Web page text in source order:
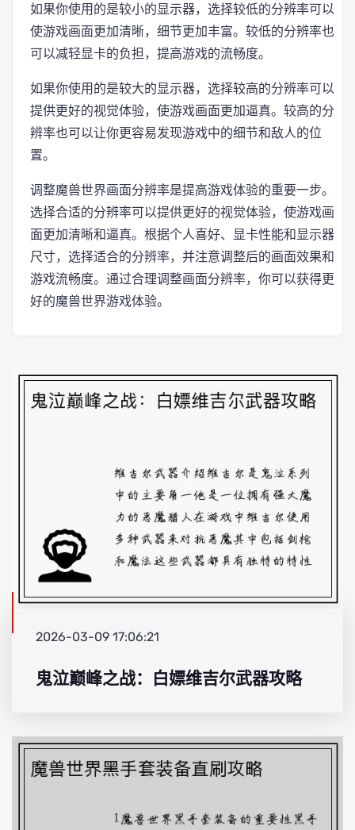
如果你使用的是较小的显示器，选择较低的分辨率可以
使游戏画面更加清晰，细节更加丰富。较低的分辨率也
可以减轻显卡的负担，提高游戏的流畅度。
如果你使用的是较大的显示器，选择较高的分辨率可以
提供更好的视觉体验，使游戏画面更加逼真。较高的分
辨率也可以让你更容易发现游戏中的细节和敌人的位
置。
调整魔兽世界画面分辨率是提高游戏体验的重要一步。
选择合适的分辨率可以提供更好的视觉体验，使游戏画
面更加清晰和逼真。根据个人喜好、显卡性能和显示器
尺寸，选择适合的分辨率，并注意调整后的画面效果和
游戏流畅度。通过合理调整画面分辨率，你可以获得更
好的魔兽世界游戏体验。
2026-03-09 17:06:21
鬼泣巅峰之战：白嫖维吉尔武器攻略